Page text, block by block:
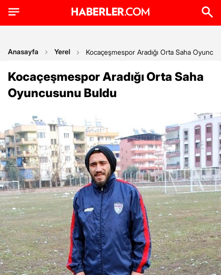
Anasayfa Yerel Kocaçeşmespor Aradığı Orta Saha
Kocaçeşmespor Aradığı Orta Saha
Oyuncusunu Buldu